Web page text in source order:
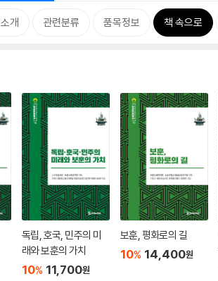
개 관련분류 품목정보 책 속으로
독립, 호국, 민주의 미
래와 보훈의 가치
10% 11,700원
보훈, 평화로의 길
10% 14,400원